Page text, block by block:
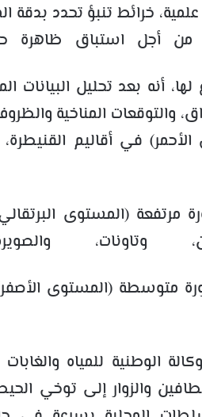
خرائط تنبؤ تحدد
من أجل استباق ظاهرة
أنه بعد تحليل البيانات
والتوقعات المناخية
في أقاليم القنيطرة،
مرتفعة (المستوى
وتاونات،
متوسطة (المستوى
الوطنية للمياه والغابات
والزوار إلى توخي